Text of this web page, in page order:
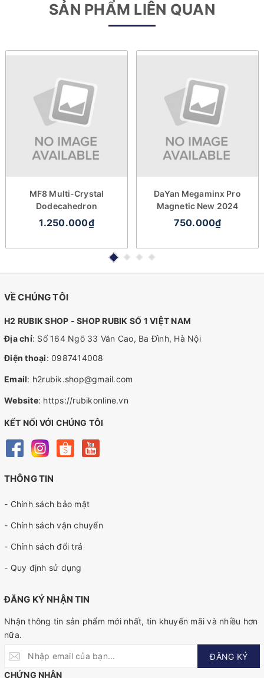
SẢN PHẨM LIÊN QUAN
MF8 Multi-Crystal
Dodecahedron
1.250.000₫
DaYan Megaminx Pro
Magnetic New 2024
750.000₫
VỀ CHÚNG TÔI
H2 RUBIK SHOP - SHOP RUBIK SỐ 1 VIỆT NAM
Địa chỉ: Số 164 Ngõ 33 Văn Cao, Ba Đình, Hà Nội
Điện thoại: 0987414008
Email: h2rubik.shop@gmail.com
Website: https://rubikonline.vn
KẾT NỐI VỚI CHÚNG TÔI
THÔNG TIN
- Chính sách bảo mật
- Chính sách vận chuyển
- Chính sách đổi trả
- Quy định sử dụng
ĐĂNG KÝ NHẬN TIN
Nhận thông tin sản phẩm mới nhất, tin khuyến mãi và nhiều hơn
nữa.
ĐĂNG KÝ
CHỨNG NHẬN